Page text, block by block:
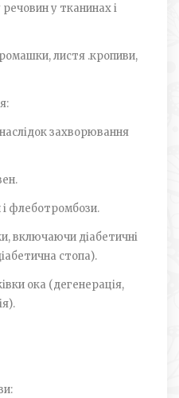
у тканинах і
листя .кропиви,
захворювання
і флеботромбози.
включаючи діабетичні
стопа).
ока (дегенерація,